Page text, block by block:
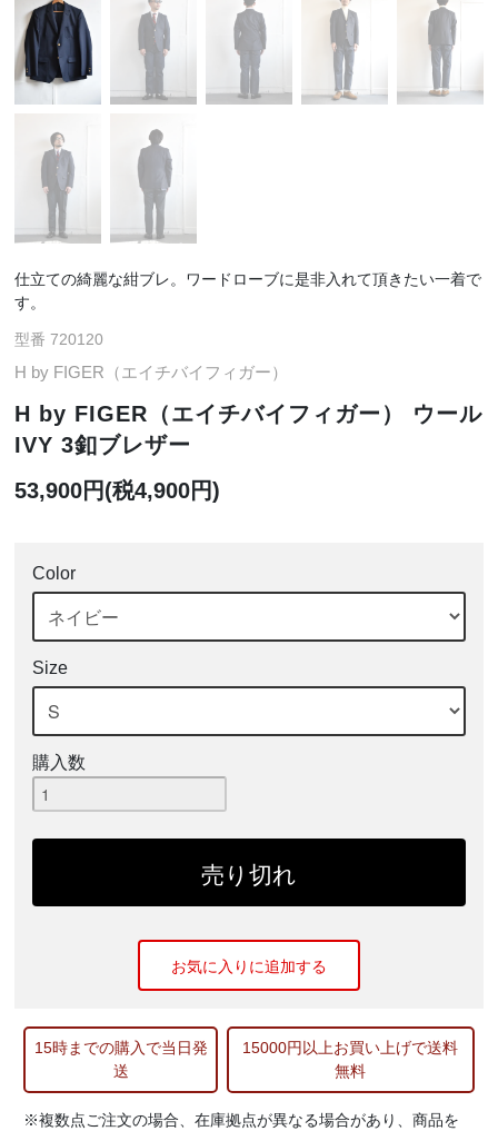
仕立ての綺麗な紺ブレ。ワードローブに是非入れて頂きたい一着で
す。
型番 720120
H by FIGER（エイチバイフィガー）
H by FIGER（エイチバイフィガー） ウール
IVY 3釦ブレザー
53,900円(税4,900円)
Color
Size
購入数
お気に入りに追加する
15時までの購入で当日発
送
15000円以上お買い上げで送料
無料
※複数点ご注文の場合、在庫拠点が異なる場合があり、商品を